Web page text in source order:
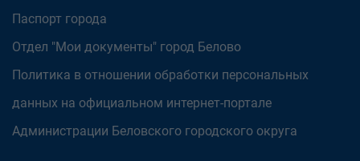
Паспорт города
Отдел "Мои документы" город Белово
Политика в отношении обработки персональных
данных на официальном интернет-портале
Администрации Беловского городского округа